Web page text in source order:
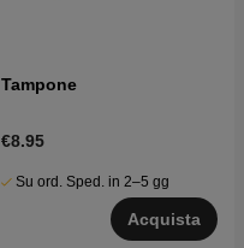
Tampone
€8.95
Su ord. Sped. in 2–5 gg
Acquista